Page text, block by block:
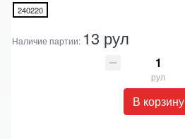
240220
Наличие партии: 13 рул
рул
В корзину